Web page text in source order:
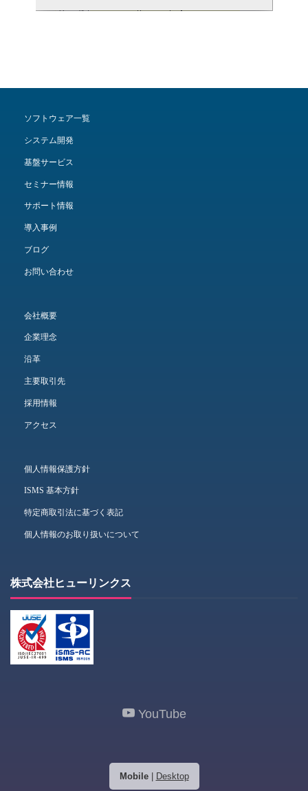
ソフトウェア一覧
システム開発
基盤サービス
セミナー情報
サポート情報
導入事例
ブログ
お問い合わせ
会社概要
企業理念
沿革
主要取引先
採用情報
アクセス
個人情報保護方針
ISMS 基本方針
特定商取引法に基づく表記
個人情報のお取り扱いについて
株式会社ヒューリンクス
YouTube
Mobile| Desktop